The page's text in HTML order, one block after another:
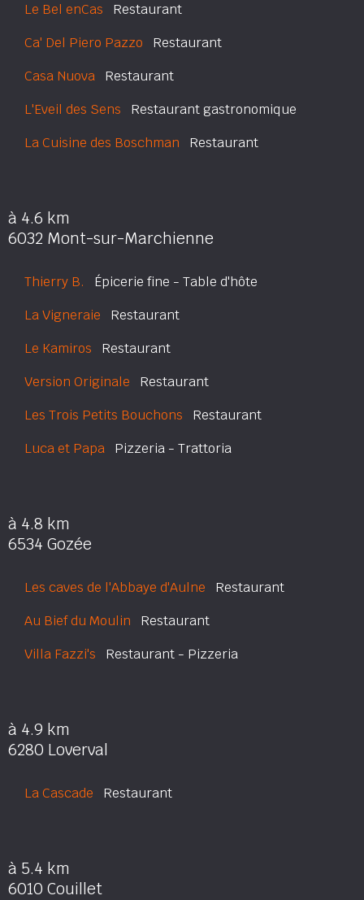
Le Bel enCas Restaurant
Ca' Del Piero Pazzo Restaurant
Casa Nuova Restaurant
L'Eveil des Sens Restaurant gastronomique
La Cuisine des Boschman Restaurant
à 4.6 km
6032 Mont-sur-Marchienne
Thierry B. Épicerie fine - Table d'hôte
La Vigneraie Restaurant
Le Kamiros Restaurant
Version Originale Restaurant
Les Trois Petits Bouchons Restaurant
Luca et Papa Pizzeria - Trattoria
à 4.8 km
6534 Gozée
Les caves de l'Abbaye d'Aulne Restaurant
Au Bief du Moulin Restaurant
Villa Fazzi's Restaurant - Pizzeria
à 4.9 km
6280 Loverval
La Cascade Restaurant
à 5.4 km
6010 Couillet